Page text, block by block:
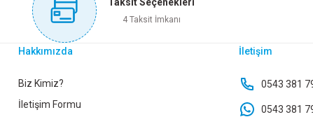
Gönder
Sepete Ekle4 Taksit İmkanı
Hakkımızda
Biz Kimiz?
İletişim Formu
İletişim
0543 381
0543 381